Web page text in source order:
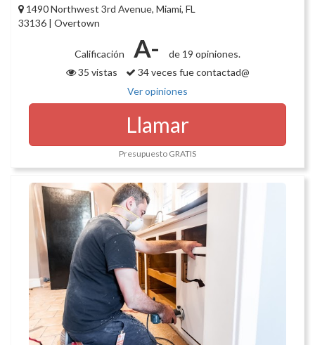
1490 Northwest 3rd Avenue, Miami, FL
33136 | Overtown
Calificación A-
de 19 opiniones.
35 vistas
34 veces fue contactad@
Ver opiniones
Llamar
Presupuesto GRATIS